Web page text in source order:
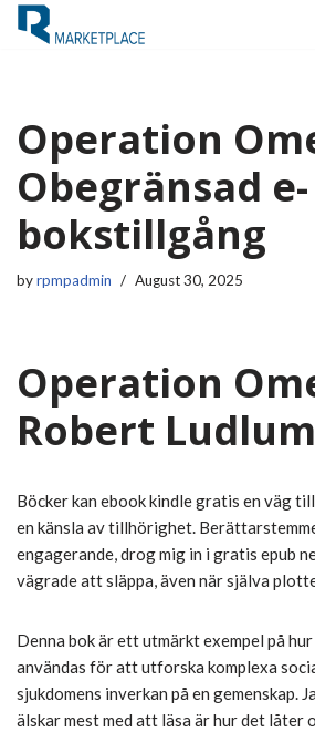
Operation
Obegränsad e-
bokstillgång
byrpmpadmin August 30, 2025
Operation
Robert Ludlum
Böcker kan ebook kindle gratis en väg
en känsla av tillhörighet.
engagerande, drog mig in i gratis epub
vägrade att släppa, även när själva
Denna bok är ett utmärkt exempel på
användas för att utforska komplexa
sjukdomens inverkan på en gemenskap.
älskar mest med att läsa är hur det låter